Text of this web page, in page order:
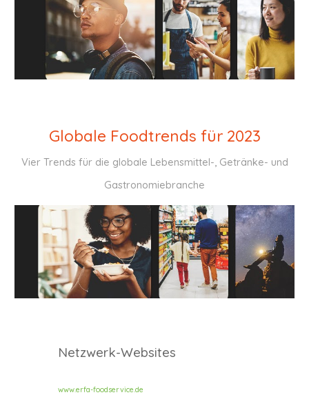
Globale Foodtrends für 2023
Vier Trends für die globale Lebensmittel-, Getränke- und
Gastronomiebranche
Netzwerk-Websites
www.erfa-foodservice.de